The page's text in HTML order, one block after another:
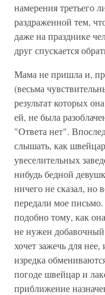
намерения третьего
раздраженной тем,
даже на празднике
друг спускается
Мама не пришла и,
(весьма
результат которых
ей, не была
"Ответа нет".
слышать, как
увеселительных
нибудь бедной
ничего не сказал, но
передали мое
подобно тому, как
не нужен
хочет зажечь для
изредка
погоде швейцар и
приближение